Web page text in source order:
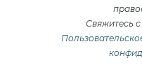
Свяжитесь